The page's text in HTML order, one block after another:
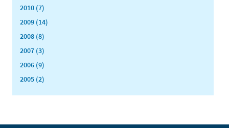
2010 (7)
2009 (14)
2008 (8)
2007 (3)
2006 (9)
2005 (2)